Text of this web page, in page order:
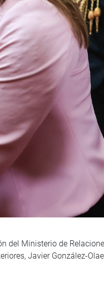
del Ministerio de
Javier González-